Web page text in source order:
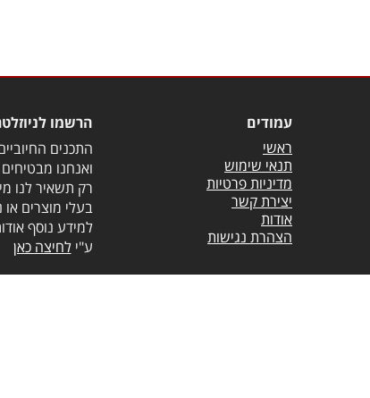
עמודים
ראשי
תנאי שימוש
מדיניות פרטיות
יצירת קשר
אודות
הצהרת נגישות
הרשמו
התכנים
ואנחנו
רק תשאיר לנו
בעלי מוצרים או
למידע נוסף
ע"ילחיצה כאן